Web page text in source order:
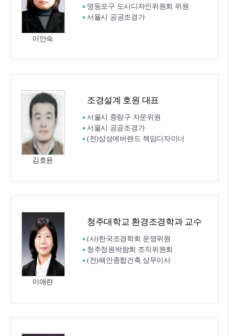
이안숙
영등포구 도시디자인위원회 위원
서울시 공공조경가
김호윤
조경설계 호원 대표
서울시 중랑구 자문위원
서울시 공공조경가
(전)삼성에버랜드 책임디자이너
이애란
청주대학교 환경조경학과 교수
(사)한국조경학회 운영위원
청주정원박람회 조직위원회
(전)해안종합건축 상무이사